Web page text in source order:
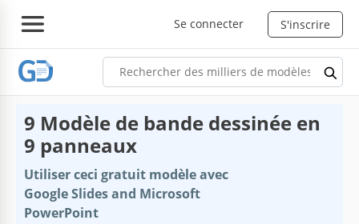
Se connecter S'inscrire
9 Modèle de bande dessinée en
9 panneaux
Utiliser ceci gratuit modèle avec
Google Slides and Microsoft
PowerPoint